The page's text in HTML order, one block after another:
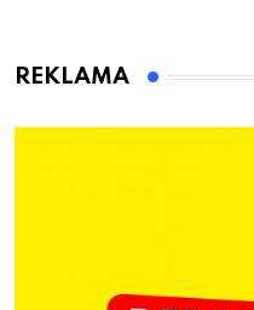
REKLAMA